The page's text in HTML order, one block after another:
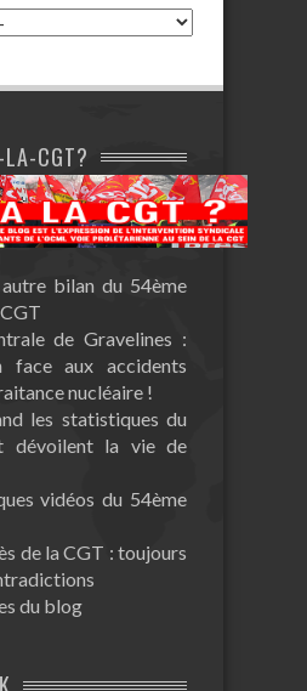
LA-CGT?
bilan du 54ème
de Gravelines :
face aux accidents
nucléaire !
les statistiques du
dévoilent la vie de
vidéos du 54ème
de la CGT : toujours
du blog